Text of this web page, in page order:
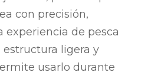
con precisión,
experiencia de pesca
estructura ligera y
usarlo durante